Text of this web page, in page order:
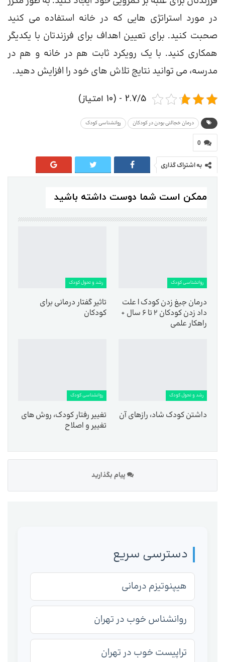
در مورد استراتژی هایی که در خانه استفاده می کنید
صحبت کنید. برای تعیین اهداف برای فرزندتان با یکدیگر
همکاری کنید. با یک رویکرد ثابت هم در خانه و هم در
مدرسه، می توانید نتایج تلاش های خود را افزایش دهید.
2.7/5 - (10 امتیاز)
درمان خجالتی بودن در کودکان روانشناسی کودک
0
به اشتراک گذاری
ممکن است شما دوست داشته باشید
روانشناسی کودک
درمان جیغ زدن کودک | علت
داد زدن کودکان ۲ تا ۶ سال +
راهکار علمی
رشد و تحول کودک
تاثیر گفتار درمانی برای
کودکان
رشد و تحول کودک
داشتن کودک شاد، رازهای آن
روانشناسی کودک
تغییر رفتار کودک، روش های
تغییر و اصلاح
پیام بگذارید
دسترسی سریع
هیپنوتیزم درمانی
روانشناس خوب در تهران
تراپیست خوب در تهران